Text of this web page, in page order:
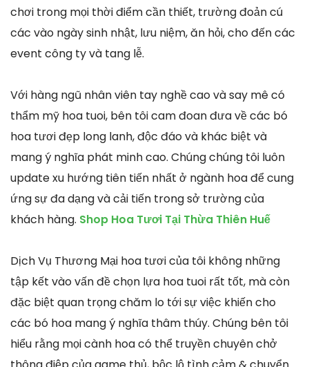
chơi trong mọi thời điểm cần thiết, trường đoản cú
các vào ngày sinh nhật, lưu niệm, ăn hỏi, cho đến các
event công ty và tang lễ.
Với hàng ngũ nhân viên tay nghề cao và say mê có
thẩm mỹ hoa tuoi, bên tôi cam đoan đưa về các bó
hoa tươi đẹp long lanh, độc đáo và khác biệt và
mang ý nghĩa phát minh cao. Chúng chúng tôi luôn
update xu hướng tiên tiến nhất ở ngành hoa để cung
ứng sự đa dạng và cải tiến trong sở trường của
khách hàng. Shop Hoa Tươi Tại Thừa Thiên Huế
Dịch Vụ Thương Mại hoa tươi của tôi không những
tập kết vào vấn đề chọn lựa hoa tuoi rất tốt, mà còn
đặc biệt quan trọng chăm lo tới sự việc khiến cho
các bó hoa mang ý nghĩa thâm thúy. Chúng bên tôi
hiểu rằng mọi cành hoa có thể truyền chuyên chở